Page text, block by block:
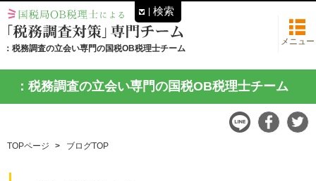
：税務調査の立会い専門の国税OB税理士チーム
メニュー
：税務調査の立会い専門の国税OB税理士チーム
TOPページ ブログTOP
検索